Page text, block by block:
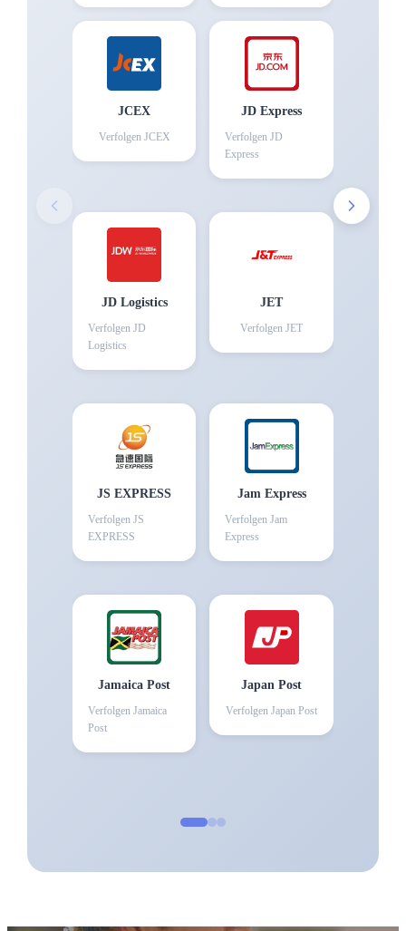
JCEX
Verfolgen JCEX
JD Express
Verfolgen JD
Express
JD Logistics
Verfolgen JD
Logistics
JET
Verfolgen JET
JS EXPRESS
Verfolgen JS
EXPRESS
Jam Express
Verfolgen Jam
Express
Jamaica Post
Verfolgen Jamaica
Post
Japan Post
Verfolgen Japan Post